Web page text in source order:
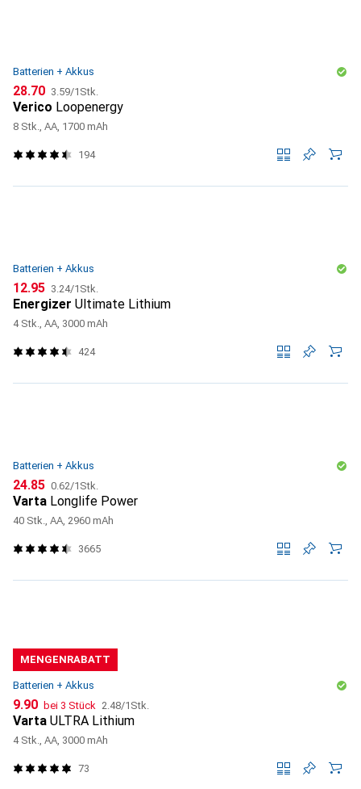
Batterien + Akkus
CHF
28.70 CHF
3.59/1Stk.
Verico Loopenergy
8 Stk., AA, 1700 mAh
194
Batterien + Akkus
CHF
12.95 CHF
3.24/1Stk.
Energizer Ultimate Lithium
4 Stk., AA, 3000 mAh
424
Batterien + Akkus
CHF
24.85 CHF
0.62/1Stk.
Varta Longlife Power
40 Stk., AA, 2960 mAh
3665
MENGENRABATT
Batterien + Akkus
CHF
9.90 bei 3 Stück CHF
2.48/1Stk.
Varta ULTRA Lithium
4 Stk., AA, 3000 mAh
73